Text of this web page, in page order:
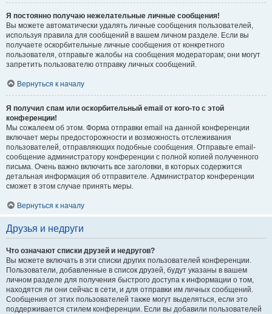
Я постоянно получаю нежелательные личные сообщения!
Вы можете автоматически удалять личные сообщения пользователей,
используя правила для сообщений в вашем личном разделе. Если вы
получаете оскорбительные личные сообщения от конкретного
пользователя, отправьте жалобы на сообщения модераторам; они могут
запретить пользователю отправку личных сообщений.
Вернуться к началу
Я получил спам или оскорбительный email от кого-то с этой
конференции!
Мы сожалеем об этом. Форма отправки email на данной конференции
включает меры предосторожности и возможность отслеживания
пользователей, отправляющих подобные сообщения. Отправьте email-
сообщение администратору конференции с полной копией полученного
письма. Очень важно включить все заголовки, в которых содержится
детальная информация об отправителе. Администратор конференции
сможет в этом случае принять меры.
Вернуться к началу
Друзья и недруги
Что означают списки друзей и недругов?
Вы можете включать в эти списки других пользователей конференции.
Пользователи, добавленные в список друзей, будут указаны в вашем
личном разделе для получения быстрого доступа к информации о том,
находятся ли они сейчас в сети, и для отправки им личных сообщений.
Сообщения от этих пользователей также могут выделяться, если это
поддерживается стилем конференции. Если вы добавили пользователей